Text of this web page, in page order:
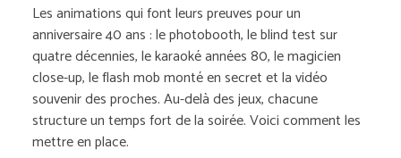
Les animations qui font leurs preuves pour un
anniversaire 40 ans : le photobooth, le blind test sur
quatre décennies, le karaoké années 80, le magicien
close-up, le flash mob monté en secret et la vidéo
souvenir des proches. Au-delà des jeux, chacune
structure un temps fort de la soirée. Voici comment les
mettre en place.